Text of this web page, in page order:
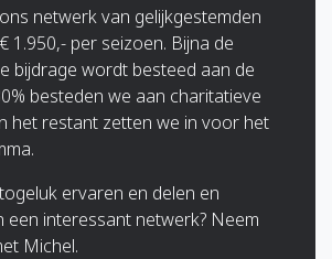
netwerk van gelijkgestemden
1.950,- per seizoen. Bijna de
bijdrage wordt besteed aan de
besteden we aan charitatieve
het restant zetten we in voor het
ervaren en delen en
een interessant netwerk? Neem
Michel.